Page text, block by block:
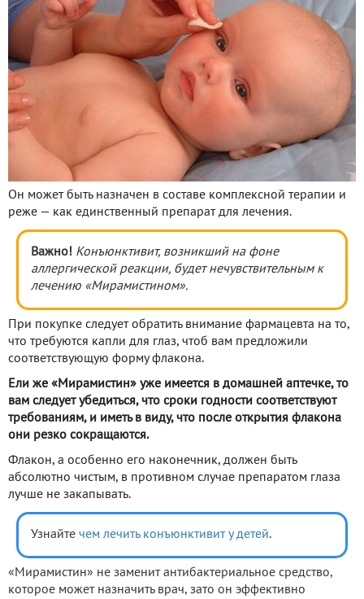
Он может быть назначен в составе комплексной терапии и
реже — как единственный препарат для лечения.
Важно! Конъюнктивит, возникший на фоне
аллергической реакции, будет нечувствительным к
лечению «Мирамистином».
При покупке следует обратить внимание фармацевта на то,
что требуются капли для глаз, чтоб вам предложили
соответствующую форму флакона.
Ели же «Мирамистин» уже имеется в домашней аптечке, то
вам следует убедиться, что сроки годности соответствуют
требованиям, и иметь в виду, что после открытия флакона
они резко сокращаются.
Флакон, а особенно его наконечник, должен быть
абсолютно чистым, в противном случае препаратом глаза
лучше не закапывать.
Узнайте чем лечить конъюнктивит у детей.
«Мирамистин» не заменит антибактериальное средство,
которое может назначить врач, зато он эффективно